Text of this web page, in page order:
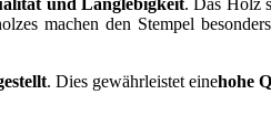
und Langlebigkeit. Das Holz
machen den Stempel besonders
. Dies gewährleistet einehohe